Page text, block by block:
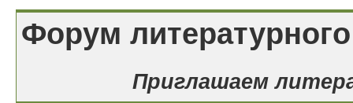
Форум
Приглашаем